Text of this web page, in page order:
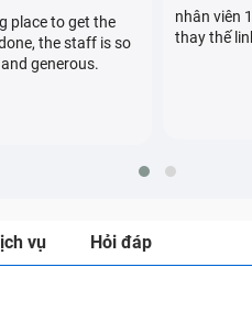
place to get the
the staff is so
generous.
nhân viên
thay thế
vụ Hỏi đáp